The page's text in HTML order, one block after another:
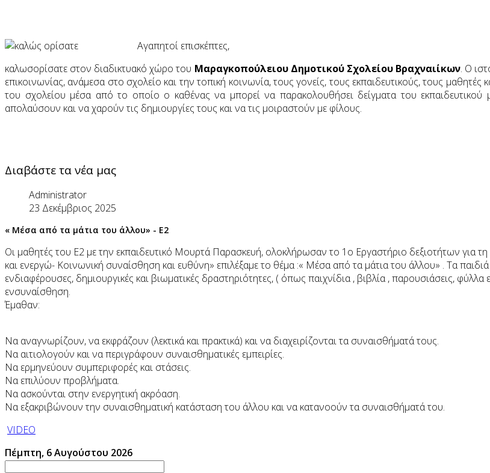
Αγαπητοί επισκέπτες,
καλωσορίσατε στον διαδικτυακό χώρο του Μαραγκοπούλειου Δημοτικού Σχολείου Βραχναιίκων. Ο
επικοινωνίας, ανάμεσα στο σχολείο και την τοπική κοινωνία, τους γονείς, τους εκπαιδευτικούς, τους
του σχολείου μέσα από το οποίο ο καθένας να μπορεί να παρακολουθήσει δείγματα του
απολαύσουν και να χαρούν τις δημιουργίες τους και να τις μοιραστούν με φίλους.
Διαβάστε τα νέα μας
Administrator
23 Δεκέμβριος 2025
« Μέσα από τα μάτια του άλλου» - E2
Οι μαθητές του Ε2 με την εκπαιδευτικό Μουρτά Παρασκευή, ολοκλήρωσαν το 1ο Εργαστήριο δεξιοτήτων για
και ενεργώ- Κοινωνική συναίσθηση και ευθύνη» επιλέξαμε το θέμα :« Μέσα από τα μάτια του άλλου» . Τα
ενδιαφέρουσες, δημιουργικές και βιωματικές δραστηριότητες, ( όπως παιχνίδια , βιβλία , παρουσιάσεις,
ενσυναίσθηση.
Έμαθαν:
Να αναγνωρίζουν, να εκφράζουν (λεκτικά και πρακτικά) και να διαχειρίζονται τα συναισθήματά τους.
Να αιτιολογούν και να περιγράφουν συναισθηματικές εμπειρίες.
Να ερμηνεύουν συμπεριφορές και στάσεις.
Να επιλύουν προβλήματα.
Να ασκούνται στην ενεργητική ακρόαση.
Να εξακριβώνουν την συναισθηματική κατάσταση του άλλου και να κατανοούν τα συναισθήματά του.
VIDEO
Πέμπτη, 6 Αυγούστου 2026